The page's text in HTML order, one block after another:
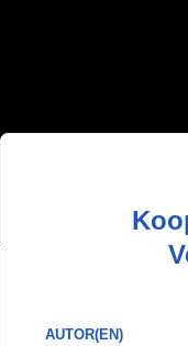
AUTOR(EN)